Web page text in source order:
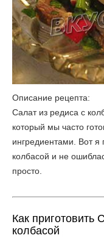
Описание рецепта:
Салат из редиса с
который мы часто
ингредиентами. Вот я
колбасой и не
просто.
Как приготовить
колбасой